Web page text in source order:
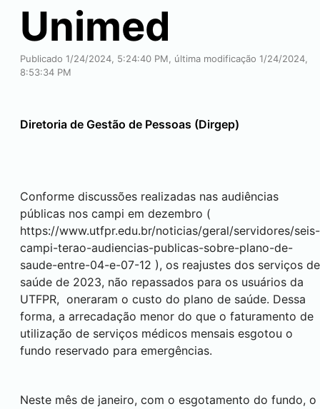
Unimed
Publicado 1/24/2024, 5:24:40 PM, última modificação 1/24/2024,
8:53:34 PM
Diretoria de Gestão de Pessoas (Dirgep)
Conforme discussões realizadas nas audiências
públicas nos campi em dezembro (
https://www.utfpr.edu.br/noticias/geral/servidores/seis-
campi-terao-audiencias-publicas-sobre-plano-de-
saude-entre-04-e-07-12 ), os reajustes dos serviços de
saúde de 2023, não repassados para os usuários da
UTFPR, oneraram o custo do plano de saúde. Dessa
forma, a arrecadação menor do que o faturamento de
utilização de serviços médicos mensais esgotou o
fundo reservado para emergências.
Neste mês de janeiro, com o esgotamento do fundo, o